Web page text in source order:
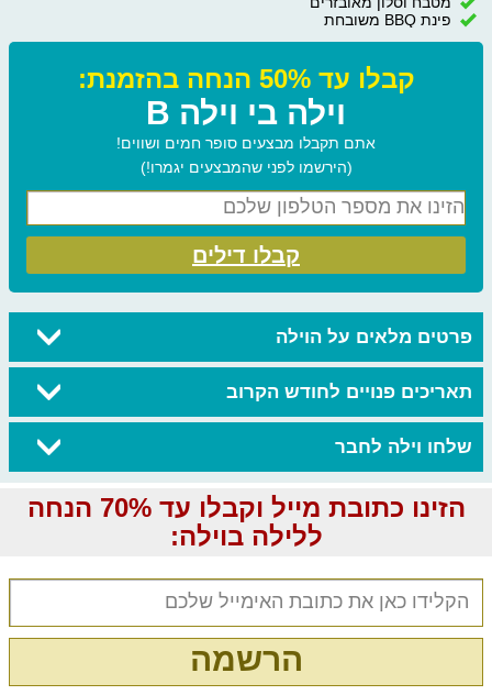
פינת BBQ משובחת
קבלו עד 50% הנחה בהזמנת:
וילה בי וילה B
אתם תקבלו מבצעים סופר חמים ושווים!
(הירשמו לפני שהמבצעים יגמרו!)
קבלו דילים
פרטים מלאים על הוילה
תאריכים פנויים לחודש הקרוב
שלחו וילה לחבר
הזינו כתובת מייל וקבלו עד 70% הנחה
ללילה בוילה:
הרשמה